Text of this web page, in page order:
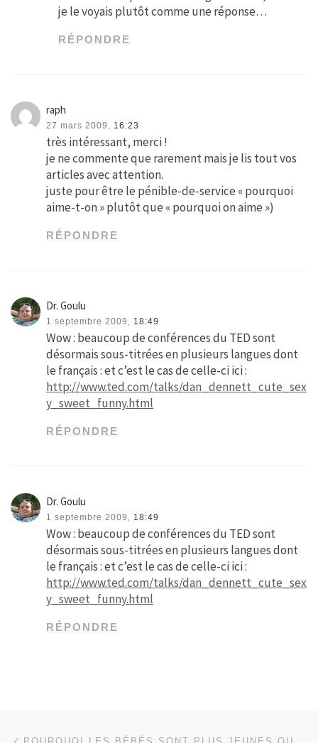
je le voyais plutôt comme une réponse…
RÉPONDRE
raph
27 mars 2009, 16:23
très intéressant, merci !
je ne commente que rarement mais je lis tout vos
articles avec attention.
juste pour être le pénible-de-service « pourquoi
aime-t-on » plutôt que « pourquoi on aime »)
RÉPONDRE
Dr. Goulu
1 septembre 2009, 18:49
Wow : beaucoup de conférences du TED sont
désormais sous-titrées en plusieurs langues dont
le français : et c’est le cas de celle-ci ici :
http://www.ted.com/talks/dan_dennett_cute_sex
y_sweet_funny.html
RÉPONDRE
Dr. Goulu
1 septembre 2009, 18:49
Wow : beaucoup de conférences du TED sont
désormais sous-titrées en plusieurs langues dont
le français : et c’est le cas de celle-ci ici :
http://www.ted.com/talks/dan_dennett_cute_sex
y_sweet_funny.html
RÉPONDRE
Parcourir les articles